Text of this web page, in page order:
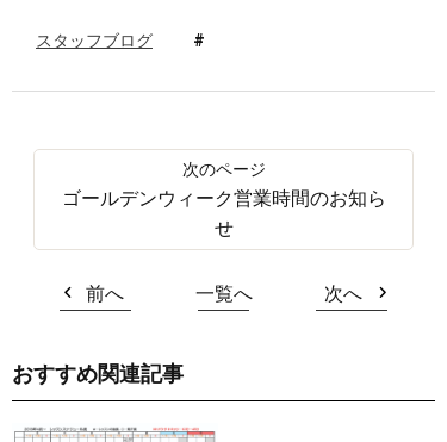
スタッフブログ
ゴールデンウィーク営業時間のお知ら
せ
前へ 一覧へ 次へ
おすすめ関連記事